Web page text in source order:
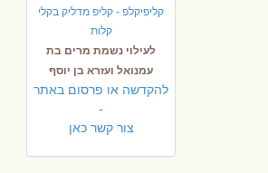
קליפיקלפ - קליפ מדליק בקלי
קלות
לעילוי נשמת מרים בת
עמנואל ועזרא בן יוסף
להקדשה או פרסום באתר
-
צור קשר כאן